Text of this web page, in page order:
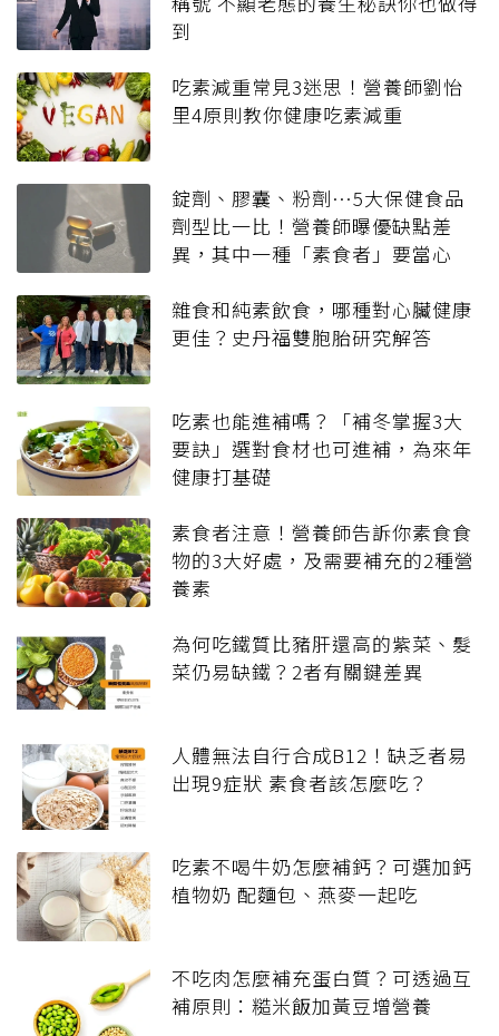
到
吃素減重常見3迷思！營養師劉怡
里4原則教你健康吃素減重
錠劑、膠囊、粉劑…5大保健食品
劑型比一比！營養師曝優缺點差
異，其中一種「素食者」要當心
雜食和純素飲食，哪種對心臟健康
更佳？史丹福雙胞胎研究解答
吃素也能進補嗎？「補冬掌握3大
要訣」選對食材也可進補，為來年
健康打基礎
素食者注意！營養師告訴你素食食
物的3大好處，及需要補充的2種營
養素
為何吃鐵質比豬肝還高的紫菜、髮
菜仍易缺鐵？2者有關鍵差異
人體無法自行合成B12！缺乏者易
出現9症狀 素食者該怎麼吃？
吃素不喝牛奶怎麼補鈣？可選加鈣
植物奶 配麵包、燕麥一起吃
不吃肉怎麼補充蛋白質？可透過互
補原則：糙米飯加黃豆增營養